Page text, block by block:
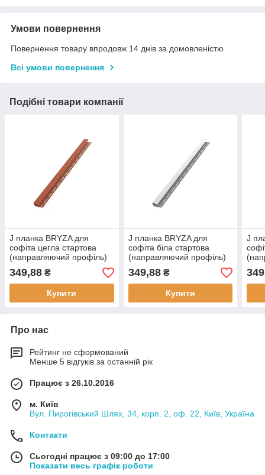
Умови повернення
Повернення товару впродовж 14 днів за домовленістю
Всі умови повернення
Подібні товари компанії
J планка BRYZA для
софіта цегла стартова
(направляючий профіль)
RALL 8004
349,88 ₴
Купити
J планка BRYZA для
софіта біла стартова
(направляючий профіль)
RALL 9010
349,88₴
Купити
J
Про нас
Рейтинг не сформований
Менше 5 відгуків за останній рік
Працює з 26.10.2016
м. Київ
Вул. Пирогівський Шлях, 34, корп. 2, оф. 22, Київ, Україна
Контакти
Сьогодні працює з 09:00 до 17:00
Показати весь графік роботи